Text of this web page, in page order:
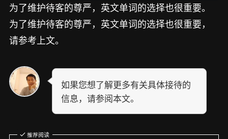
为了维护待客的尊严，英文单词的选择也很重要。
为了维护待客的尊严，英文单词的选择也很重要，
请参考上文。
如果您想了解更多有关具体接待的
信息，请参阅本文。
推荐阅读